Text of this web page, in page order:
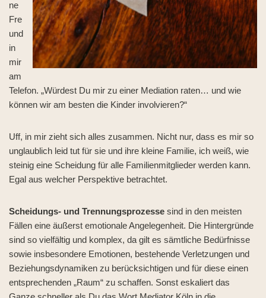
ne
Fre
und
in
mir
am
Telefon. „Würdest Du mir zu einer Mediation raten… und wie
können wir am besten die Kinder involvieren?“
Uff, in mir zieht sich alles zusammen. Nicht nur, dass es mir so
unglaublich leid tut für sie und ihre kleine Familie, ich weiß, wie
steinig eine Scheidung für alle Familienmitglieder werden kann.
Egal aus welcher Perspektive betrachtet.
Scheidungs- und Trennungsprozesse sind in den meisten
Fällen eine äußerst emotionale Angelegenheit. Die Hintergründe
sind so vielfältig und komplex, da gilt es sämtliche Bedürfnisse
sowie insbesondere Emotionen, bestehende Verletzungen und
Beziehungsdynamiken zu berücksichtigen und für diese einen
entsprechenden „Raum“ zu schaffen. Sonst eskaliert das